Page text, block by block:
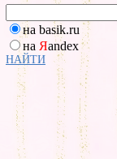
на basik.ru
на Яandex
НАЙТИ